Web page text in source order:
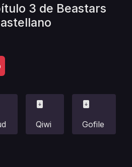
3 de Beastars
Qiwi Gofile